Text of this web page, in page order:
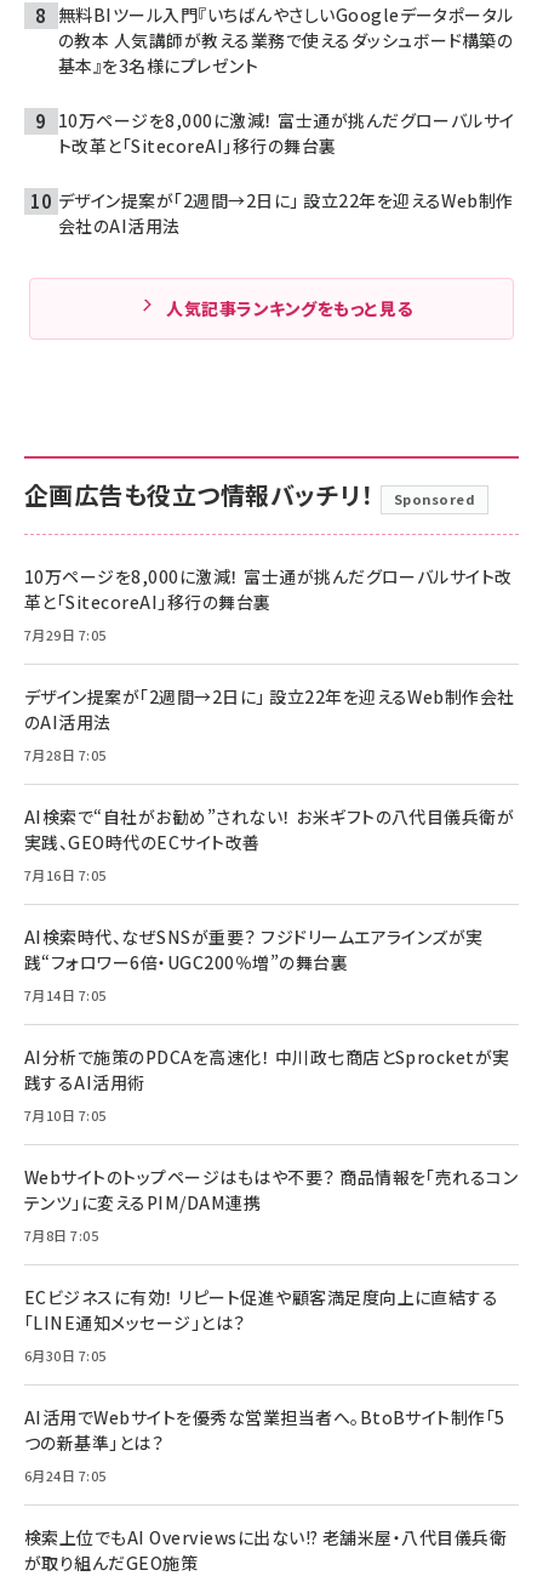
無料BIツール入門『いちばんやさしいGoogleデータポータル
の教本 人気講師が教える業務で使えるダッシュボード構築の
基本』を3名様にプレゼント
10万ページを8,000に激減！ 富士通が挑んだグローバルサイ
ト改革と「SitecoreAI」移行の舞台裏
デザイン提案が「2週間→2日に」 設立22年を迎えるWeb制作
会社のAI活用法
人気記事ランキングをもっと見る
企画広告も役立つ情報バッチリ！ Sponsored
10万ページを8,000に激減！ 富士通が挑んだグローバルサイト改
革と「SitecoreAI」移行の舞台裏
7月29日 7:05
デザイン提案が「2週間→2日に」 設立22年を迎えるWeb制作会社
のAI活用法
7月28日 7:05
AI検索で“自社がお勧め”されない！ お米ギフトの八代目儀兵衛が
実践、GEO時代のECサイト改善
7月16日 7:05
AI検索時代、なぜSNSが重要？ フジドリームエアラインズが実
践“フォロワー6倍・UGC200％増”の舞台裏
7月14日 7:05
AI分析で施策のPDCAを高速化！ 中川政七商店とSprocketが実
践するAI活用術
7月10日 7:05
Webサイトのトップページはもはや不要？ 商品情報を「売れるコン
テンツ」に変えるPIM/DAM連携
7月8日 7:05
ECビジネスに有効！ リピート促進や顧客満足度向上に直結する
「LINE通知メッセージ」とは？
6月30日 7:05
AI活用でWebサイトを優秀な営業担当者へ。BtoBサイト制作「5
つの新基準」とは？
6月24日 7:05
検索上位でもAI Overviewsに出ない!? 老舗米屋・八代目儀兵衛
が取り組んだGEO施策